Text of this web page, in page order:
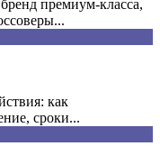
премиум-класса,
как
сроки...